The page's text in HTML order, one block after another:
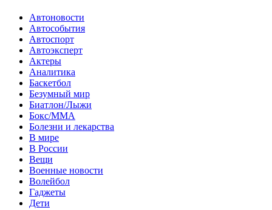
Автоновости
Автособытия
Автоспорт
Автоэксперт
Актеры
Аналитика
Баскетбол
Безумный мир
Биатлон/Лыжи
Бокс/MMA
Болезни и лекарства
В мире
В России
Вещи
Военные новости
Волейбол
Гаджеты
Дети